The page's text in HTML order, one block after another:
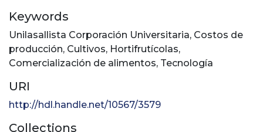
Keywords
Unilasallista Corporación Universitaria, Costos de
producción, Cultivos, Hortifrutícolas,
Comercialización de alimentos, Tecnología
URI
http://hdl.handle.net/10567/3579
Collections